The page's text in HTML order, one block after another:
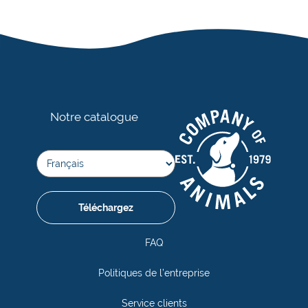
FAQ
Politiques de l’entreprise
Service clients
Notre catalogue
Téléchargez